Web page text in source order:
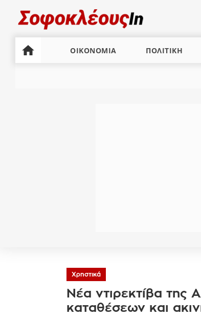
ΟΙΚΟΝΟΜΙΑ ΠΟΛΙΤΙΚΗ
Χρηστικά
Νέα ντιρεκτίβα
καταθέσεων και